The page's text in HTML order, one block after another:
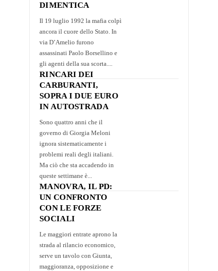
DIMENTICA
Il 19 luglio 1992 la mafia colpì
ancora il cuore dello Stato. In
via D’Amelio furono
assassinati Paolo Borsellino e
gli agenti della sua scorta....
RINCARI DEI
CARBURANTI,
SOPRA I DUE EURO
IN AUTOSTRADA
Sono quattro anni che il
governo di Giorgia Meloni
ignora sistematicamente i
problemi reali degli italiani.
Ma ciò che sta accadendo in
queste settimane è...
MANOVRA, IL PD:
UN CONFRONTO
CON LE FORZE
SOCIALI
Le maggiori entrate aprono la
strada al rilancio economico,
serve un tavolo con Giunta,
maggioranza, opposizione e